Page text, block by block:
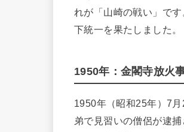
れが「山崎の戦い」で
下統一を果たしました。
1950年：金閣寺放火
1950年（昭和25年）7
弟で見習いの僧侶が逮